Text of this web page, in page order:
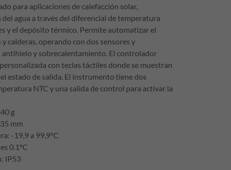
para aplicaciones de calefacción solar,
agua a través del diferencial de temperatura
y el depósito térmico. Permite automatizar el
calderas, operando con dos sensores y
y sobrecalentamiento. El controlador
con teclas táctiles donde se muestran
estado de salida. El instrumento tiene dos
NTC y una salida de control para activar la
g
mm
-19,9 a 99,9°C
0.1°C
IP53